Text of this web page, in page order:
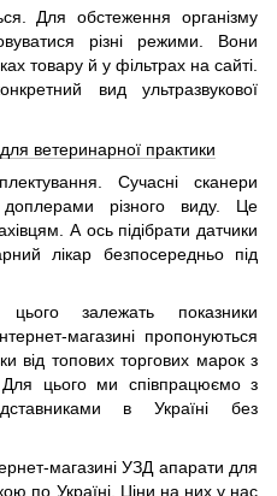
Для обстеження організму
різні режими. Вони
товару й у фільтрах на сайті.
вид ультразвукової
Сучасні сканери
різного виду. Це
А ось підібрати датчики
лікар безпосередньо під
цього залежать показники
магазині пропонуються
від топових торгових марок з
Для цього ми співпрацюємо з
в Україні без
магазині УЗД апарати для
по Україні. Ціни на них у нас